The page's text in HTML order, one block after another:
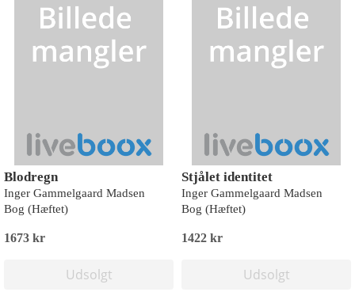
Blodregn
Inger Gammelgaard Madsen
Bog (Hæftet)
1673 kr
Udsolgt
Stjålet identitet
Inger Gammelgaard Madsen
Bog (Hæftet)
1422 kr
Udsolgt